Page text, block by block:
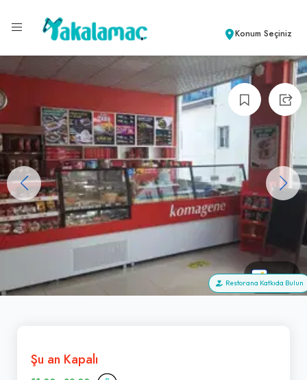
Konum Seçiniz
+22
Restorana Katkıda Bulun
Şu an Kapalı